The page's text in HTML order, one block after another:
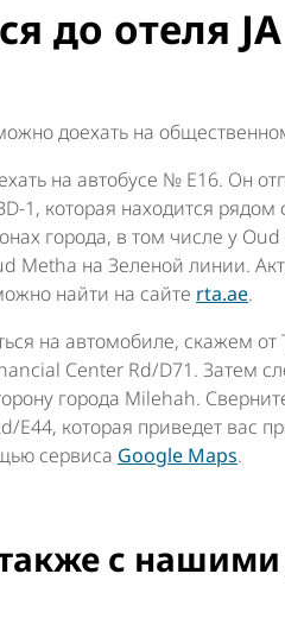
до отеля
доехать на
на автобусе № E16. Он
1, которая находится рядом
города, в том числе у
Metha на Зеленой линии.
найти на сайте rta.ae.
на автомобиле, скажем
Center Rd/D71. Затем
города Milehah.
E44, которая приведет вас
сервиса Google Maps.
с нашими